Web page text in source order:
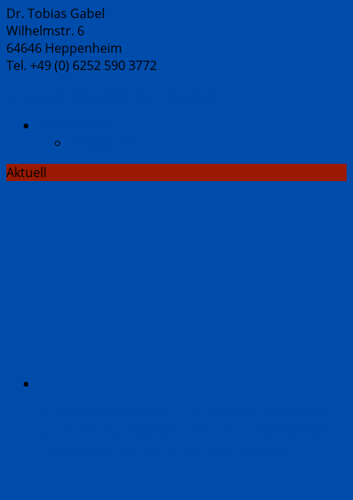
Dr. Tobias Gabel
Wilhelmstr. 6
64646 Heppenheim
Tel. +49 (0) 6252 590 3772
Aktuell